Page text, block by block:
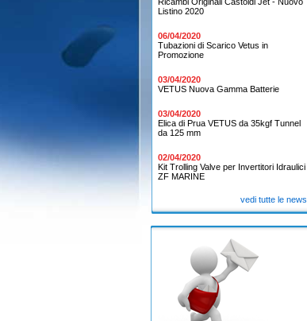
Listino 2020
06/04/2020
Tubazioni di Scarico Vetus in
Promozione
03/04/2020
VETUS Nuova Gamma Batterie
03/04/2020
Elica di Prua VETUS da 35kgf Tunnel
da 125 mm
02/04/2020
Kit Trolling Valve per Invertitori Idraulici
ZF MARINE
vedi tutte le news